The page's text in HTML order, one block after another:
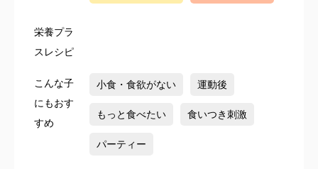
栄養プラ
スレシピ
こんな子
にもおす
すめ
小食・食欲がない 運動後
もっと食べたい 食いつき刺激
パーティー